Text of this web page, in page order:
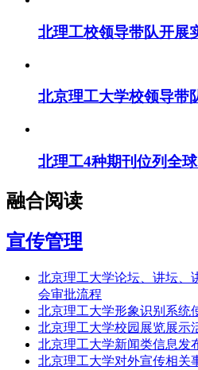
北理工校领导带队开展
北京理工大学校领导带
北理工4种期刊位列全
融合阅读
宣传管理
北京理工大学论坛、讲坛、
会审批流程
北京理工大学形象识别系统
北京理工大学校园展览展示
北京理工大学新闻类信息发
北京理工大学对外宣传相关